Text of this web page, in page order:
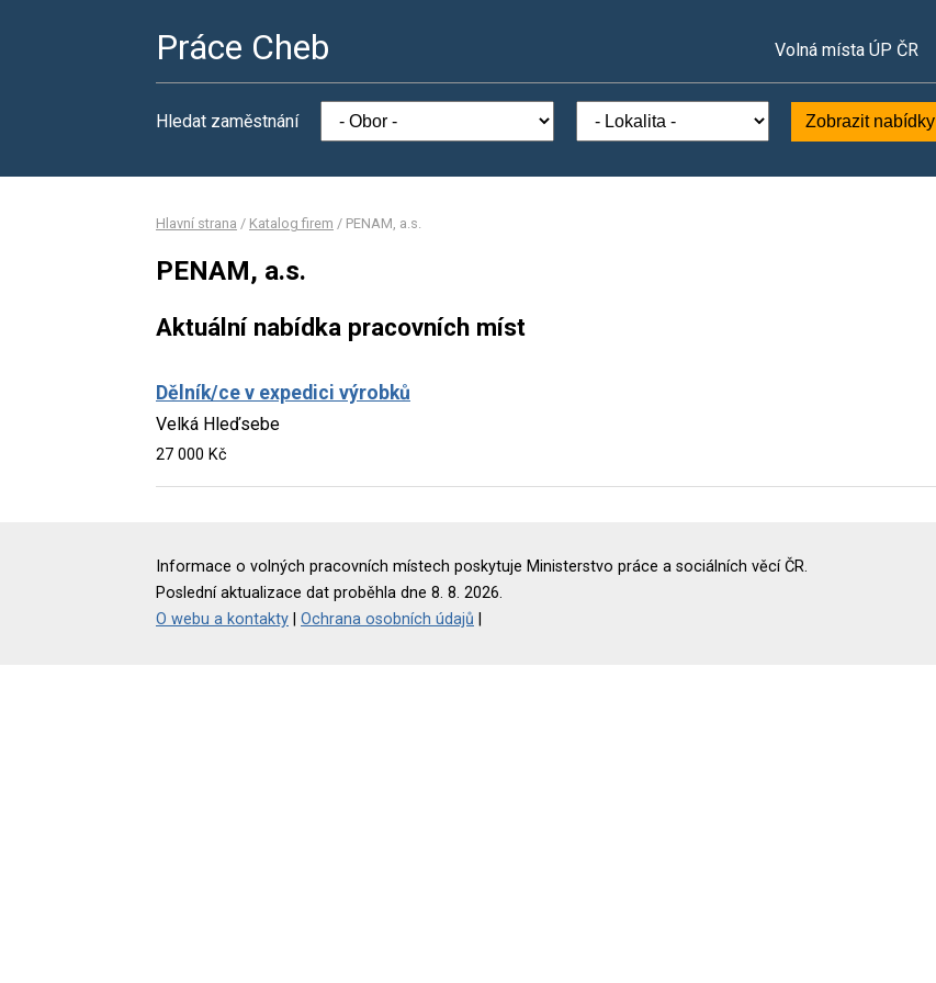
Práce Cheb Volná místa ÚP ČR
Hledat zaměstnání Zobrazit nabídky
Hlavní strana / Katalog firem / PENAM, a.s.
PENAM, a.s.
Aktuální nabídka pracovních míst
Dělník/ce v expedici výrobků
Velká Hleďsebe
27 000 Kč
Informace o volných pracovních místech poskytuje Ministerstvo práce a sociálních věcí ČR.
Poslední aktualizace dat proběhla dne 8. 8. 2026.
O webu a kontakty
Ochrana osobních údajů